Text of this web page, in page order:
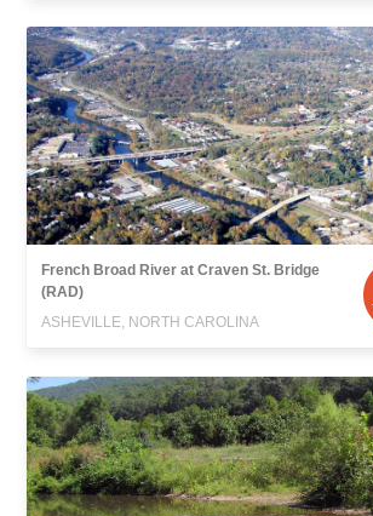
French Broad River at Craven St. Bridge
(RAD)
ASHEVILLE, NORTH CAROLINA